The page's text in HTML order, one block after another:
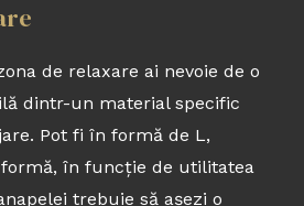
de relaxare ai nevoie de o
dintr-un material specific
Pot fi în formă de L,
în funcție de utilitatea
trebuie să așezi o